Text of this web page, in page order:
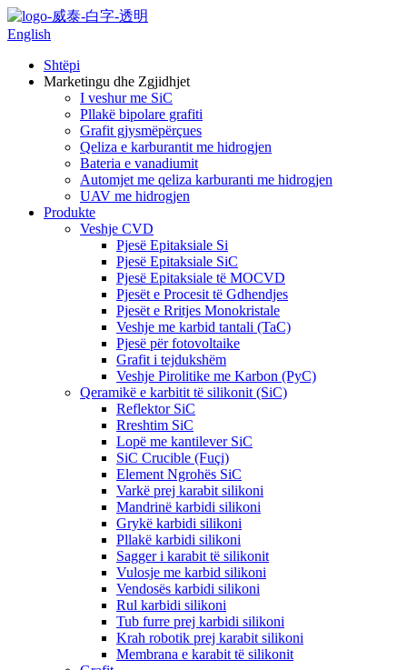
English
Shtëpi
Marketingu dhe Zgjidhjet
I veshur me SiC
Pllakë bipolare grafiti
Grafit gjysmëpërçues
Qeliza e karburantit me hidrogjen
Bateria e vanadiumit
Automjet me qeliza karburanti me hidrogjen
UAV me hidrogjen
Produkte
Veshje CVD
Pjesë Epitaksiale Si
Pjesë Epitaksiale SiC
Pjesë Epitaksiale të MOCVD
Pjesët e Procesit të Gdhendjes
Pjesët e Rritjes Monokristale
Veshje me karbid tantali (TaC)
Pjesë për fotovoltaike
Grafit i tejdukshëm
Veshje Pirolitike me Karbon (PyC)
Qeramikë e karbitit të silikonit (SiC)
Reflektor SiC
Rreshtim SiC
Lopë me kantilever SiC
SiC Crucible (Fuçi)
Element Ngrohës SiC
Varkë prej karabit silikoni
Mandrinë karbidi silikoni
Grykë karbidi silikoni
Pllakë karbidi silikoni
Sagger i karabit të silikonit
Vulosje me karbid silikoni
Vendosës karbidi silikoni
Rul karbidi silikoni
Tub furre prej karbidi silikoni
Krah robotik prej karabit silikoni
Membrana e karabit të silikonit